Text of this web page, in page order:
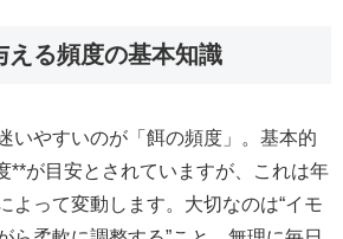
える頻度の基本知識
いやすいのが「餌の頻度」。基本的
**が目安とされていますが、これは年
よって変動します。大切なのは“イモ